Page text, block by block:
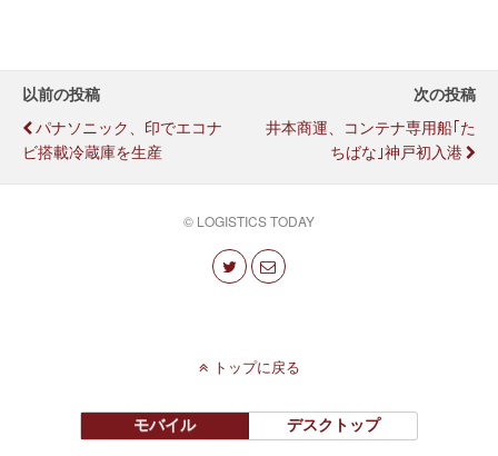
以前の投稿
パナソニック、印でエコナ
ビ搭載冷蔵庫を生産
次の投稿
井本商運、コンテナ専用船｢た
ちばな｣神戸初入港
© LOGISTICS TODAY
トップに戻る
モバイル デスクトップ